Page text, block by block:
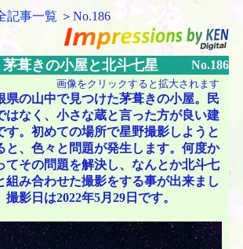
記事一覧 ＞No.186
茅葺きの小屋と北斗七星 No.186
画像をクリックすると拡大されます
県の山中で見つけた茅葺きの小屋。民
はなく、小さな蔵と言った方が良い建
す。初めての場所で星野撮影しようと
と、色々と問題が発生します。何度か
てその問題を解決し、なんとか北斗七
組み合わせた撮影をする事が出来まし
撮影日は2022年5月29日です。